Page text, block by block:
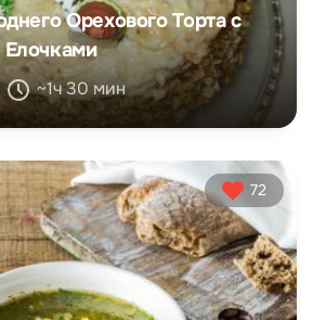
Орехового Торта с
~1ч 30 мин
72